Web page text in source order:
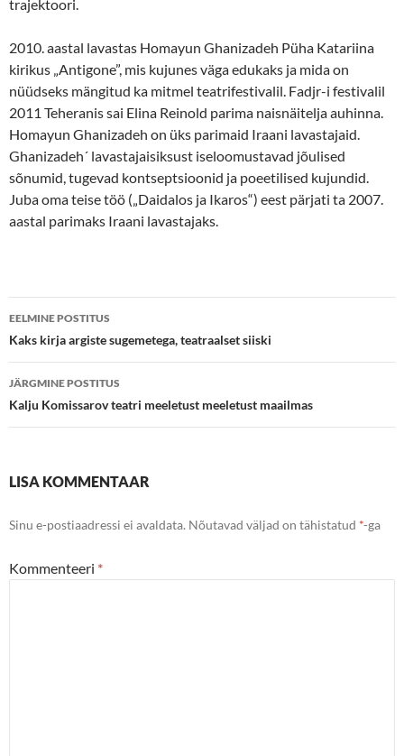
trajektoori.
2010. aastal lavastas Homayun Ghanizadeh Püha Katariina
kirikus „Antigone”, mis kujunes väga edukaks ja mida on
nüüdseks mängitud ka mitmel teatrifestivalil. Fadjr-i festivalil
2011 Teheranis sai Elina Reinold parima naisnäitelja auhinna.
Homayun Ghanizadeh on üks parimaid Iraani lavastajaid.
Ghanizadeh´ lavastajaisiksust iseloomustavad jõulised
sõnumid, tugevad kontseptsioonid ja poeetilised kujundid.
Juba oma teise töö („Daidalos ja Ikaros“) eest pärjati ta 2007.
aastal parimaks Iraani lavastajaks.
Postituste
töölaud
EELMINE POSTITUS
Kaks kirja argiste sugemetega, teatraalset siiski
JÄRGMINE POSTITUS
Kalju Komissarov teatri meeletust meeletust maailmas
LISA KOMMENTAAR
Sinu e-postiaadressi ei avaldata. Nõutavad väljad on tähistatud *-ga
Kommenteeri *